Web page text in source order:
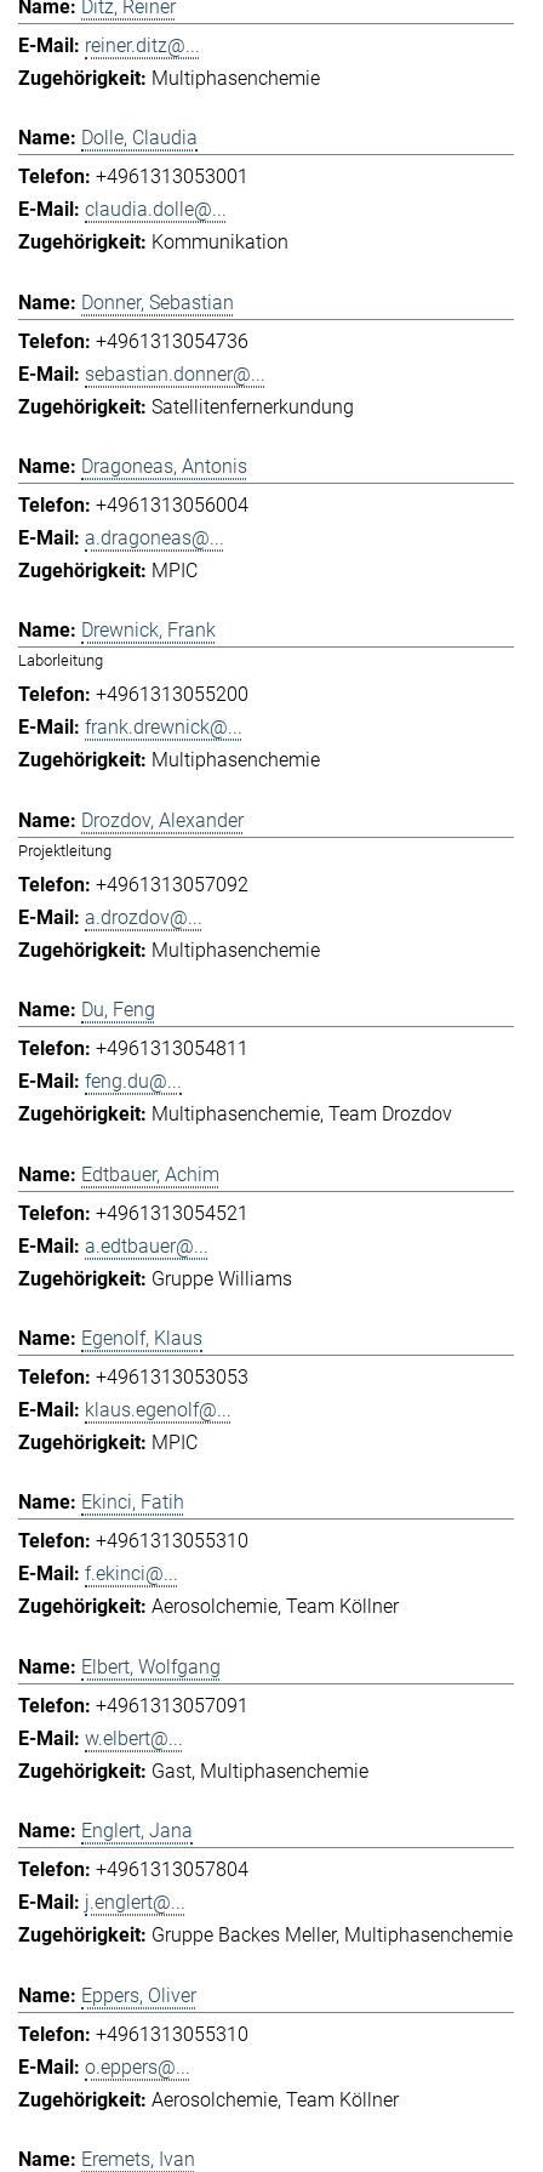
Ditz, Reiner
reiner.ditz@...
Multiphasenchemie
Dolle, Claudia
+4961313053001
claudia.dolle@...
Kommunikation
Donner, Sebastian
+4961313054736
sebastian.donner@...
Satellitenfernerkundung
Dragoneas, Antonis
+4961313056004
a.dragoneas@...
MPIC
Drewnick, Frank
Laborleitung
+4961313055200
frank.drewnick@...
Multiphasenchemie
Drozdov, Alexander
Projektleitung
+4961313057092
a.drozdov@...
Multiphasenchemie
Du, Feng
+4961313054811
feng.du@...
Multiphasenchemie Team Drozdov
Edtbauer, Achim
+4961313054521
a.edtbauer@...
Gruppe Williams
Egenolf, Klaus
+4961313053053
klaus.egenolf@...
MPIC
Ekinci, Fatih
+4961313055310
f.ekinci@...
Aerosolchemie Team Köllner
Elbert, Wolfgang
+4961313057091
w.elbert@...
Gast Multiphasenchemie
Englert, Jana
+4961313057804
j.englert@...
Gruppe Backes Meller Multiphasenchemie
Eppers, Oliver
+4961313055310
o.eppers@...
Aerosolchemie Team Köllner
Eremets, Ivan